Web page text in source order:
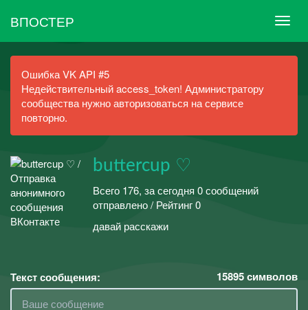
ВПОСТЕР
Ошибка VK API #5
Недействительный access_token! Администратору
сообщества нужно авторизоваться на сервисе
повторно.
buttercup ♡
Всего 176, за сегодня 0 сообщений
отправлено / Рейтинг 0
давай расскажи
Текст сообщения: 15895символов